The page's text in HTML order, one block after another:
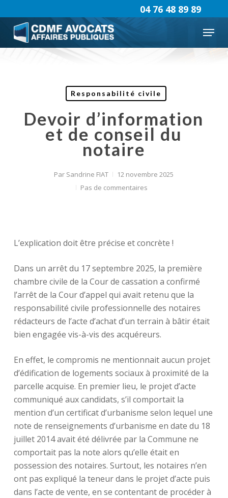
to
main
content
Menu
04 76 48 89 89
Responsabilité civile
Devoir d’information
et de conseil du
notaire
Par Sandrine FIAT
12 novembre 2025
Pas de commentaires
L’explication doit être précise et concrète !
Dans un arrêt du 17 septembre 2025, la première
chambre civile de la Cour de cassation a confirmé
l’arrêt de la Cour d’appel qui avait retenu que la
responsabilité civile professionnelle des notaires
rédacteurs de l’acte d’achat d’un terrain à bâtir était
bien engagée vis-à-vis des acquéreurs.
En effet, le compromis ne mentionnait aucun projet
d’édification de logements sociaux à proximité de la
parcelle acquise. En premier lieu, le projet d’acte
communiqué aux candidats, s’il comportait la
mention d’un certificat d’urbanisme selon lequel une
note de renseignements d’urbanisme en date du 18
juillet 2014 avait été délivrée par la Commune ne
comportait pas la note alors qu’elle était en
possession des notaires. Surtout, les notaires n’en
ont pas expliqué la teneur dans le projet d’acte puis
dans l’acte de vente, en se contentant de procéder à